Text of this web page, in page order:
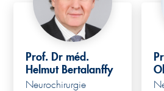
Prof. Dr méd.
Helmut Bertalanffy
Neurochirurgie